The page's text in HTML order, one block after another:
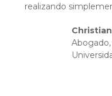
realizando